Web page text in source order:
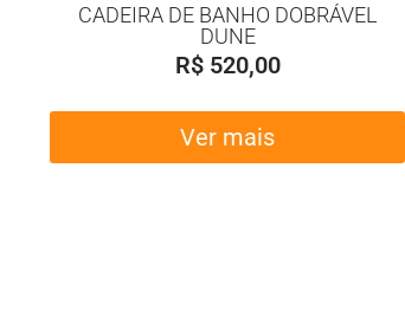
CADEIRA DE BANHO DOBRÁVEL
DUNE
R$520,00
Ver mais